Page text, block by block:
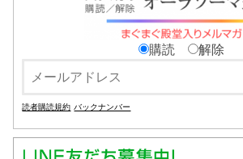
購読 解除
読者購読規約 バックナンバー